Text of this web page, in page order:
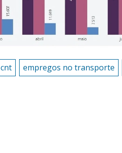
cnt empregos no transporte